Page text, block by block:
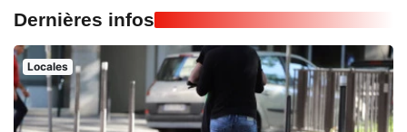
Dernières infos
Locales